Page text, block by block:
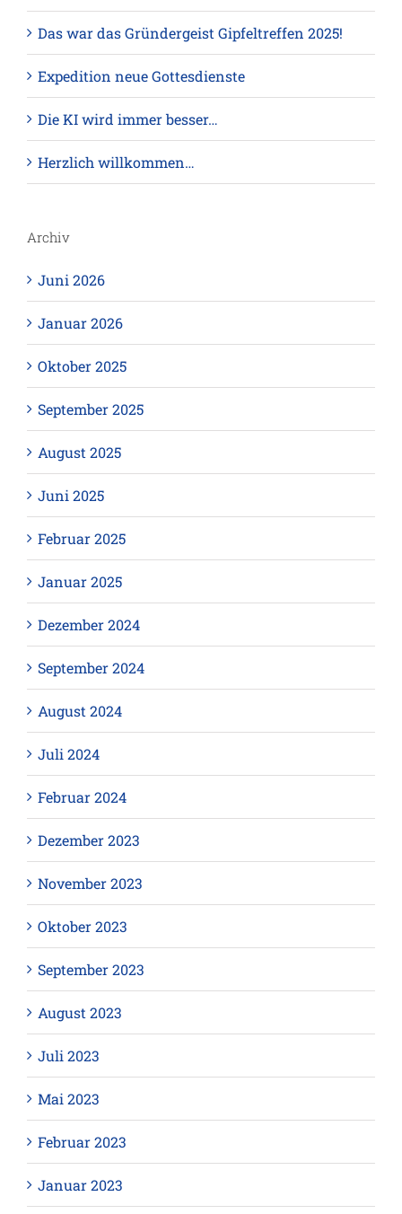
Das war das Gründergeist Gipfeltreffen 2025!
Expedition neue Gottesdienste
Die KI wird immer besser…
Herzlich willkommen…
Archiv
Juni 2026
Januar 2026
Oktober 2025
September 2025
August 2025
Juni 2025
Februar 2025
Januar 2025
Dezember 2024
September 2024
August 2024
Juli 2024
Februar 2024
Dezember 2023
November 2023
Oktober 2023
September 2023
August 2023
Juli 2023
Mai 2023
Februar 2023
Januar 2023